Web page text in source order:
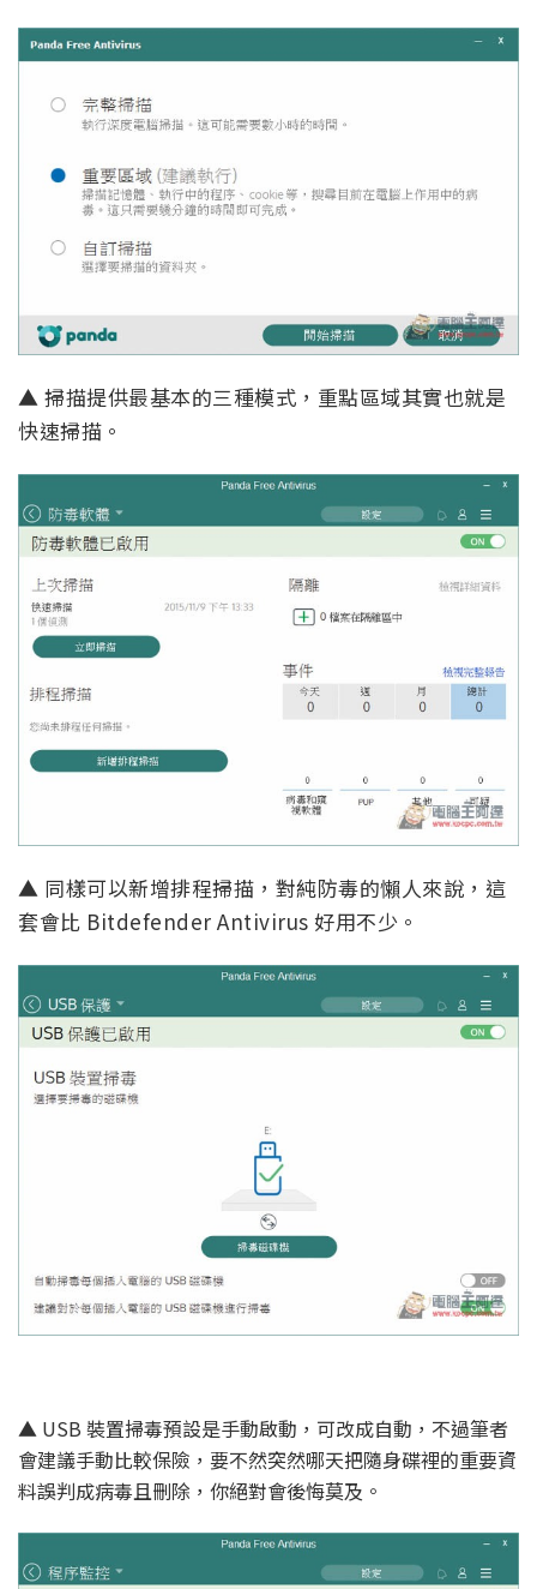
▲ 掃描提供最基本的三種模式，重點區域其實也就是
快速掃描。
▲ 同樣可以新增排程掃描，對純防毒的懶人來說，這
套會比 Bitdefender Antivirus 好用不少。
▲ USB 裝置掃毒預設是手動啟動，可改成自動，不過筆者
會建議手動比較保險，要不然突然哪天把隨身碟裡的重要資
料誤判成病毒且刪除，你絕對會後悔莫及。